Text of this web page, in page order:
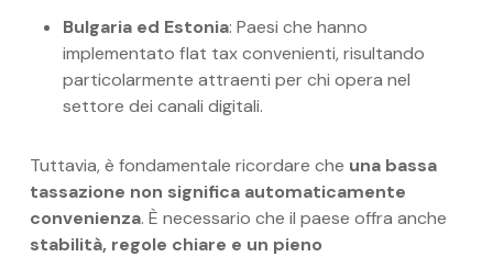
Bulgaria ed Estonia: Paesi che hanno
implementato flat tax convenienti, risultando
particolarmente attraenti per chi opera nel
settore dei canali digitali.
Tuttavia, è fondamentale ricordare che una bassa
tassazione non significa automaticamente
convenienza. È necessario che il paese offra anche
stabilità, regole chiare e un pieno